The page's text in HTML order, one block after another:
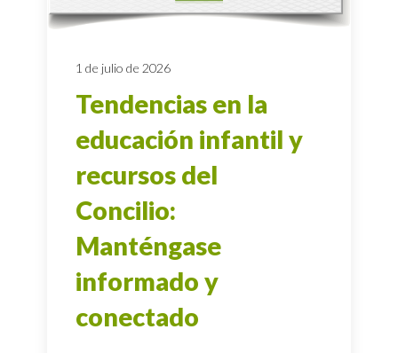
1 de julio de 2026
Tendencias en la
educación infantil y
recursos del
Concilio:
Manténgase
informado y
conectado